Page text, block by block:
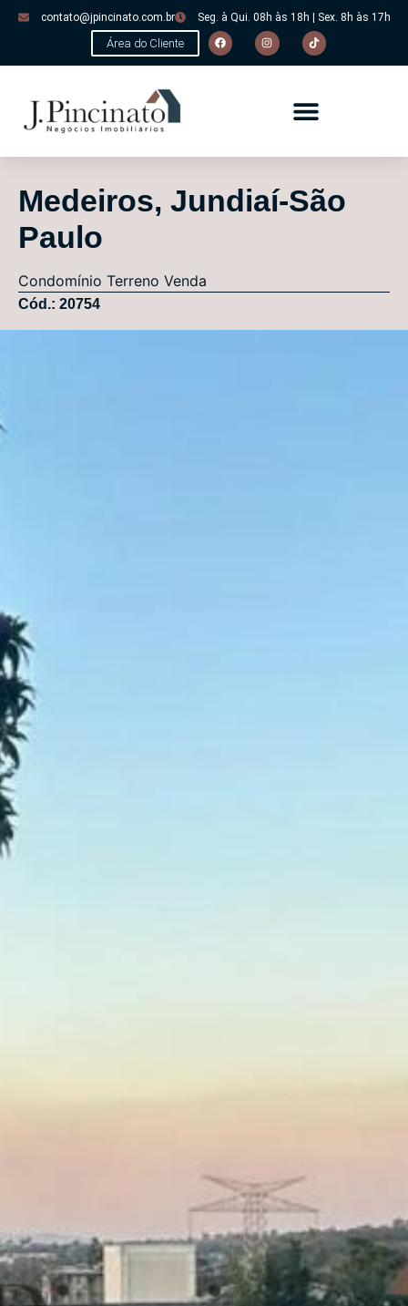
contato@jpincinato.com.br Seg. à Qui. 08h às 18h | Sex. 8h às 17h
Área do Cliente
Medeiros, Jundiaí-São
Paulo
Condomínio Terreno Venda
Cód.: 20754